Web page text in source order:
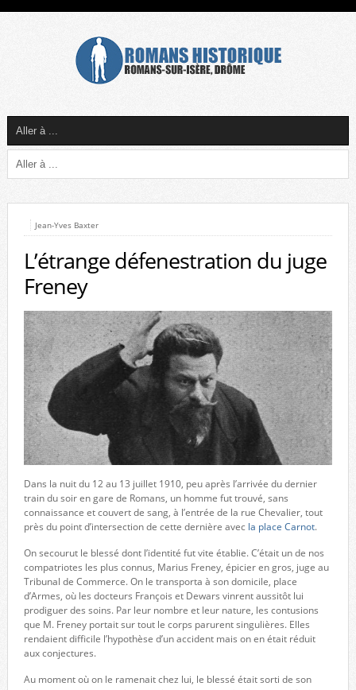
Jean-Yves Baxter
L’étrange défenestration du juge
Freney
Dans la nuit du 12 au 13 juillet 1910, peu après l’arrivée du dernier
train du soir en gare de Romans, un homme fut trouvé, sans
connaissance et couvert de sang, à l’entrée de la rue Chevalier, tout
près du point d’intersection de cette dernière avec la place Carnot.
On secourut le blessé dont l’identité fut vite établie. C’était un de nos
compatriotes les plus connus, Marius Freney, épicier en gros, juge au
Tribunal de Commerce. On le transporta à son domicile, place
d’Armes, où les docteurs François et Dewars vinrent aussitôt lui
prodiguer des soins. Par leur nombre et leur nature, les contusions
que M. Freney portait sur tout le corps parurent singulières. Elles
rendaient difficile l’hypothèse d’un accident mais on en était réduit
aux conjectures.
Au moment où on le ramenait chez lui, le blessé était sorti de son